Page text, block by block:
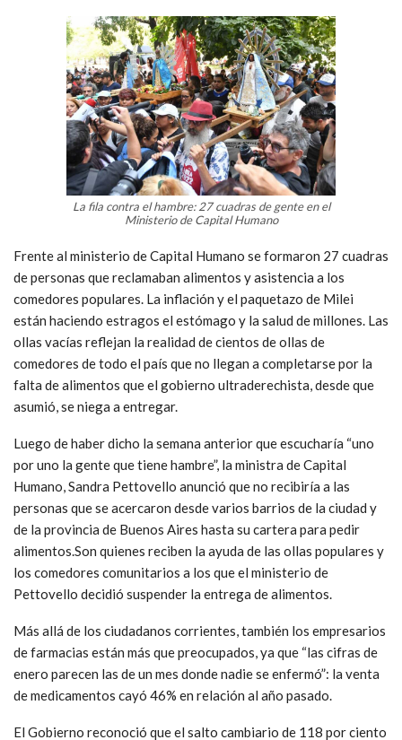
La fila contra el hambre: 27 cuadras de gente en el
Ministerio de Capital Humano
Frente al ministerio de Capital Humano se formaron 27 cuadras
de personas que reclamaban alimentos y asistencia a los
comedores populares. La inflación y el paquetazo de Milei
están haciendo estragos el estómago y la salud de millones. Las
ollas vacías reflejan la realidad de cientos de ollas de
comedores de todo el país que no llegan a completarse por la
falta de alimentos que el gobierno ultraderechista, desde que
asumió, se niega a entregar.
Luego de haber dicho la semana anterior que escucharía “uno
por uno la gente que tiene hambre”, la ministra de Capital
Humano, Sandra Pettovello anunció que no recibiría a las
personas que se acercaron desde varios barrios de la ciudad y
de la provincia de Buenos Aires hasta su cartera para pedir
alimentos.Son quienes reciben la ayuda de las ollas populares y
los comedores comunitarios a los que el ministerio de
Pettovello decidió suspender la entrega de alimentos.
Más allá de los ciudadanos corrientes, también los empresarios
de farmacias están más que preocupados, ya que “las cifras de
enero parecen las de un mes donde nadie se enfermó”: la venta
de medicamentos cayó 46% en relación al año pasado.
El Gobierno reconoció que el salto cambiario de 118 por ciento